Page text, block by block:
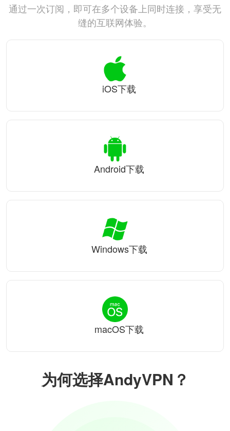
为何选择AndyVPN？
通过一次订阅，即可在多个设备上同时连接，享受无
缝的互联网体验。
iOS下载
Android下载
Windows下载
macOS下载